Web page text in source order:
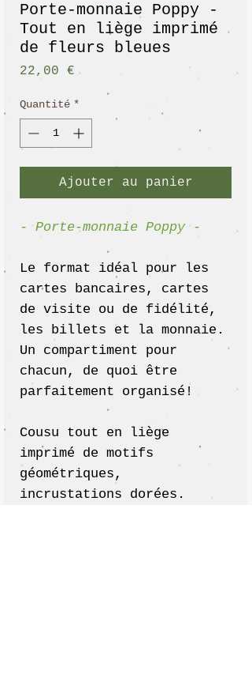
Porte-monnaie Poppy -
Tout en liège imprimé
de fleurs bleues
22,00 € Prix
Quantité *
Ajouter au panier
- Porte-monnaie Poppy -
Le format idéal pour les
cartes bancaires, cartes
de visite ou de fidélité,
les billets et la monnaie.
Un compartiment pour
chacun, de quoi être
parfaitement organisé!
Cousu tout en liège
imprimé de motifs
géométriques,
incrustations dorées.